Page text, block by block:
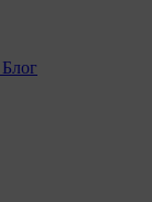
Блог